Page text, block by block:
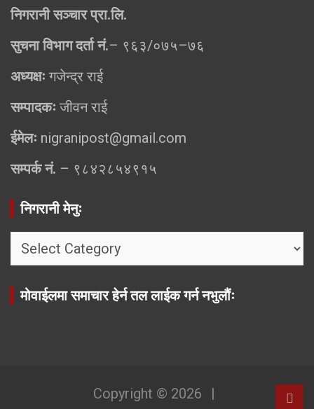
निगरानी सञ्चार प्रा.लि.
सुचना विभाग दर्ता नं.– ९६३/०७५–७६
अध्यक्षःगजेन्द्र राई
सम्पादकःजीवन राई
ईमेलः nigranipost@gmail.com
सम्पर्क नं. – ९८४२८५४९१५
निगरानी मेनुः
निगरानी
मोवाईलमा समाचार हेर्न तल लाईक गर्न नभुलौंः
Copyright © 2026